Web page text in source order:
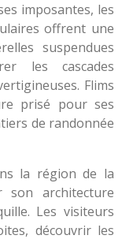
imposantes, les
offrent une
suspendues
les cascades
Flims
prisé pour ses
de randonnée
la région de la
son architecture
Les visiteurs
découvrir les